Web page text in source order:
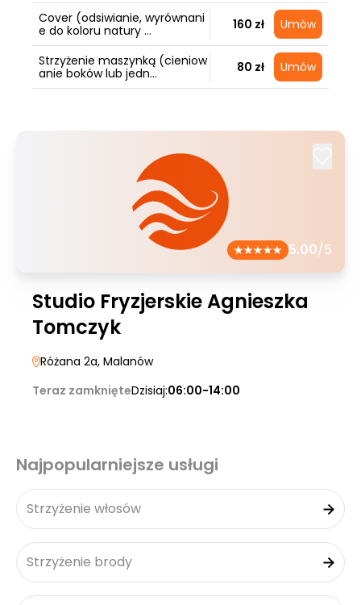
Cover (odsiwianie, wyrównani
e do koloru natury ...
160 zł Umów
Strzyżenie maszynką (cieniow
anie boków lub jedn...
80 zł Umów
5.00/5
Studio Fryzjerskie Agnieszka
Tomczyk
Różana 2a, Malanów
Teraz zamknięteDzisiaj:06:00-14:00
Najpopularniejsze usługi
Strzyżenie włosów
Strzyżenie brody